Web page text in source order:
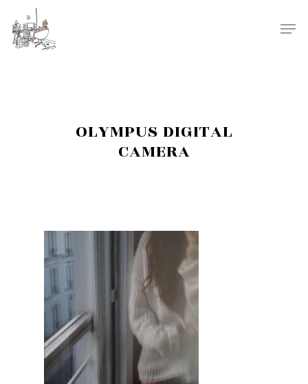
OLYMPUS DIGITAL
CAMERA